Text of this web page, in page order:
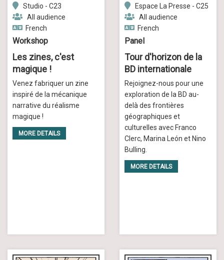
Studio - C23
All audience
French
Workshop
Les zines, c'est
magique !
Venez fabriquer un zine
inspiré de la mécanique
narrative du réalisme
magique !
MORE DETAILS
Espace La Presse - C25
All audience
French
Panel
Tour d'horizon de la
BD internationale
Rejoignez-nous pour une
exploration de la BD au-
delà des frontières
géographiques et
culturelles avec Franco
Clerc, Marina León et Nino
Bulling.
MORE DETAILS